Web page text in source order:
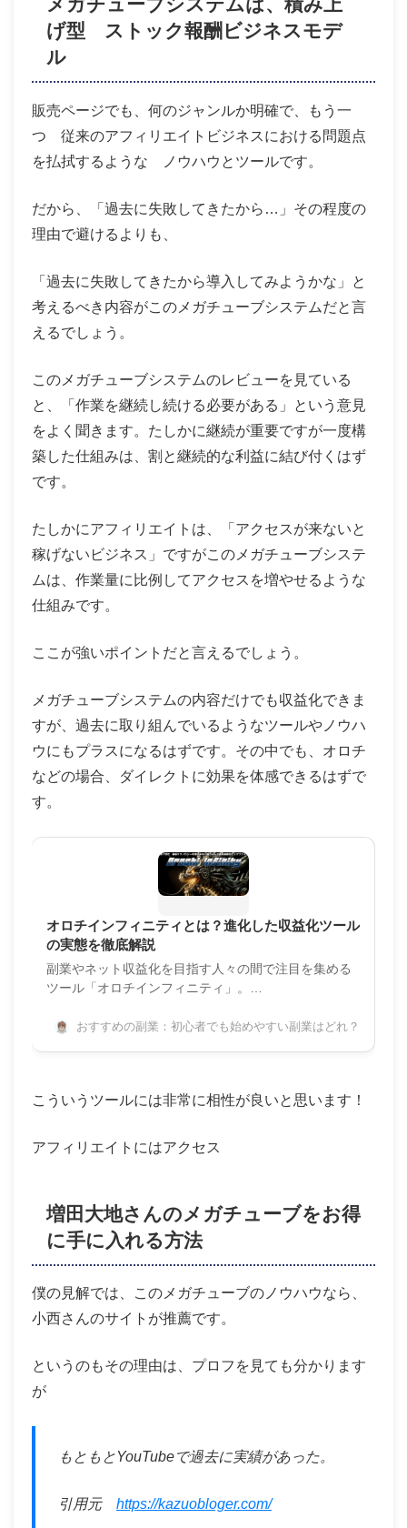
メガチューブシステムは、積み上
げ型 ストック報酬ビジネスモデ
ル
販売ページでも、何のジャンルか明確で、もう一
つ 従来のアフィリエイトビジネスにおける問題点
を払拭するような ノウハウとツールです。
だから、「過去に失敗してきたから…」その程度の
理由で避けるよりも、
「過去に失敗してきたから導入してみようかな」と
考えるべき内容がこのメガチューブシステムだと言
えるでしょう。
このメガチューブシステムのレビューを見ている
と、「作業を継続し続ける必要がある」という意見
をよく聞きます。たしかに継続が重要ですが一度構
築した仕組みは、割と継続的な利益に結び付くはず
です。
たしかにアフィリエイトは、「アクセスが来ないと
稼げないビジネス」ですがこのメガチューブシステ
ムは、作業量に比例してアクセスを増やせるような
仕組みです。
ここが強いポイントだと言えるでしょう。
メガチューブシステムの内容だけでも収益化できま
すが、過去に取り組んでいるようなツールやノウハ
ウにもプラスになるはずです。その中でも、オロチ
などの場合、ダイレクトに効果を体感できるはずで
す。
オロチインフィニティとは？進化した収益化ツール
の実態を徹底解説
副業やネット収益化を目指す人々の間で注目を集める
ツール「オロチインフィニティ」。…
おすすめの副業：初心者でも始めやすい副業はどれ？
こういうツールには非常に相性が良いと思います！
アフィリエイトにはアクセス
増田大地さんのメガチューブをお得
に手に入れる方法
僕の見解では、このメガチューブのノウハウなら、
小西さんのサイトが推薦です。
というのもその理由は、プロフを見ても分かります
が
もともとYouTubeで過去に実績があった。
引用元 https://kazuobloger.com/